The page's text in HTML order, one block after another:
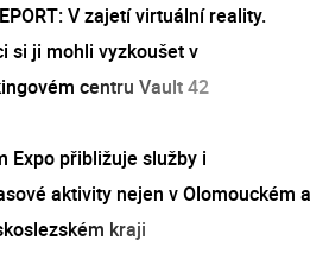
V zajetí virtuální reality.
si ji mohli vyzkoušet v
centru Vault 42
Expo přibližuje služby i
aktivity nejen v Olomouckém a
kraji